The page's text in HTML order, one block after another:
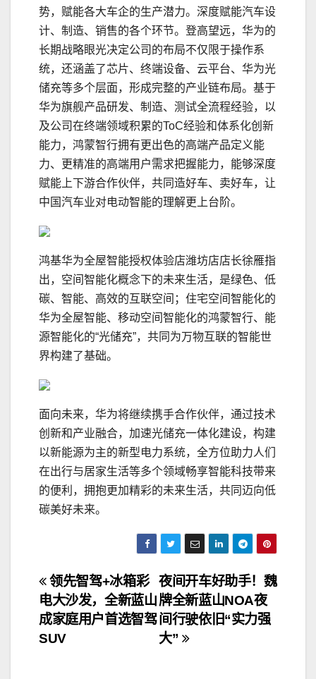
势，赋能各大车企的生产潜力。深度赋能汽车设
计、制造、销售的各个环节。登高望远，华为的
长期战略眼光决定公司的布局不仅限于操作系
统，还涵盖了芯片、终端设备、云平台、华为光
储充等多个层面，形成完整的产业链布局。基于
华为旗舰产品研发、制造、测试全流程经验，以
及公司在终端领域积累的ToC经验和体系化创新
能力，鸿蒙智行拥有更出色的高端产品定义能
力、更精准的高端用户需求把握能力，能够深度
赋能上下游合作伙伴，共同造好车、卖好车，让
中国汽车业对电动智能的理解更上台阶。
鸿基华为全屋智能授权体验店潍坊店店长徐雁指
出，空间智能化概念下的未来生活，是绿色、低
碳、智能、高效的互联空间；住宅空间智能化的
华为全屋智能、移动空间智能化的鸿蒙智行、能
源智能化的“光储充”，共同为万物互联的智能世
界构建了基础。
面向未来，华为将继续携手合作伙伴，通过技术
创新和产业融合，加速光储充一体化建设，构建
以新能源为主的新型电力系统，全方位助力人们
在出行与居家生活等多个领域畅享智能科技带来
的便利，拥抱更加精彩的未来生活，共同迈向低
碳美好未来。
文
章
导
夜间开车好助手！魏
牌全新蓝山NOA夜
间行驶依旧“实力强
大”
领先智驾+冰箱彩
电大沙发，全新蓝山
成家庭用户首选智驾
SUV